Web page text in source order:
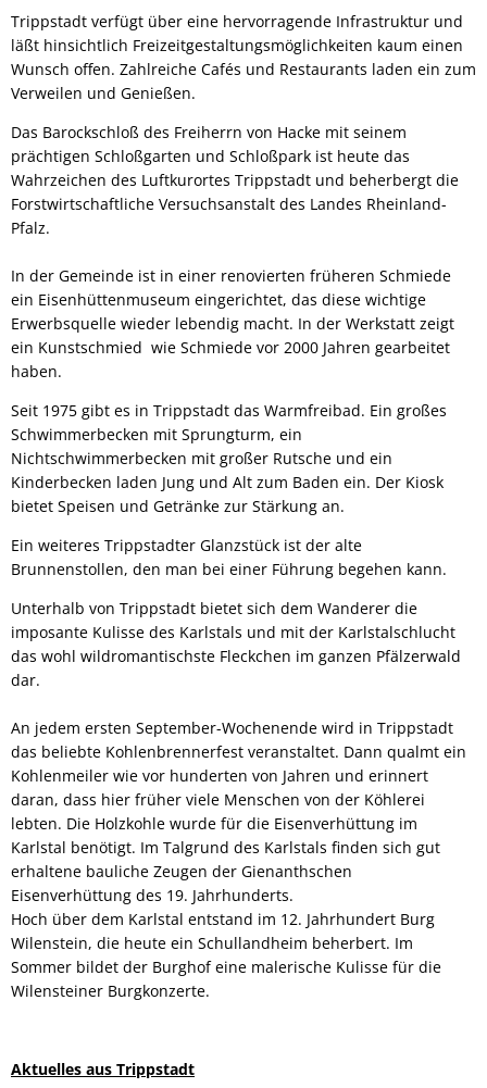
Trippstadt verfügt über eine hervorragende Infrastruktur und
läßt hinsichtlich Freizeitgestaltungsmöglichkeiten kaum einen
Wunsch offen. Zahlreiche Cafés und Restaurants laden ein zum
Verweilen und Genießen.
Das Barockschloß des Freiherrn von Hacke mit seinem
prächtigen Schloßgarten und Schloßpark ist heute das
Wahrzeichen des Luftkurortes Trippstadt und beherbergt die
Forstwirtschaftliche Versuchsanstalt des Landes Rheinland-
Pfalz.
In der Gemeinde ist in einer renovierten früheren Schmiede
ein Eisenhüttenmuseum eingerichtet, das diese wichtige
Erwerbsquelle wieder lebendig macht. In der Werkstatt zeigt
ein Kunstschmied wie Schmiede vor 2000 Jahren gearbeitet
haben.
Seit 1975 gibt es in Trippstadt das Warmfreibad. Ein großes
Schwimmerbecken mit Sprungturm, ein
Nichtschwimmerbecken mit großer Rutsche und ein
Kinderbecken laden Jung und Alt zum Baden ein. Der Kiosk
bietet Speisen und Getränke zur Stärkung an.
Ein weiteres Trippstadter Glanzstück ist der alte
Brunnenstollen, den man bei einer Führung begehen kann.
Unterhalb von Trippstadt bietet sich dem Wanderer die
imposante Kulisse des Karlstals und mit der Karlstalschlucht
das wohl wildromantischste Fleckchen im ganzen Pfälzerwald
dar.
An jedem ersten September-Wochenende wird in Trippstadt
das beliebte Kohlenbrennerfest veranstaltet. Dann qualmt ein
Kohlenmeiler wie vor hunderten von Jahren und erinnert
daran, dass hier früher viele Menschen von der Köhlerei
lebten. Die Holzkohle wurde für die Eisenverhüttung im
Karlstal benötigt. Im Talgrund des Karlstals finden sich gut
erhaltene bauliche Zeugen der Gienanthschen
Eisenverhüttung des 19. Jahrhunderts.
Hoch über dem Karlstal entstand im 12. Jahrhundert Burg
Wilenstein, die heute ein Schullandheim beherbert. Im
Sommer bildet der Burghof eine malerische Kulisse für die
Wilensteiner Burgkonzerte.
Aktuelles aus Trippstadt